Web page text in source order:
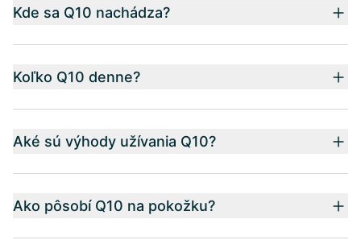
Kde sa Q10 nachádza?
Koľko Q10 denne?
Aké sú výhody užívania Q10?
Ako pôsobí Q10 na pokožku?